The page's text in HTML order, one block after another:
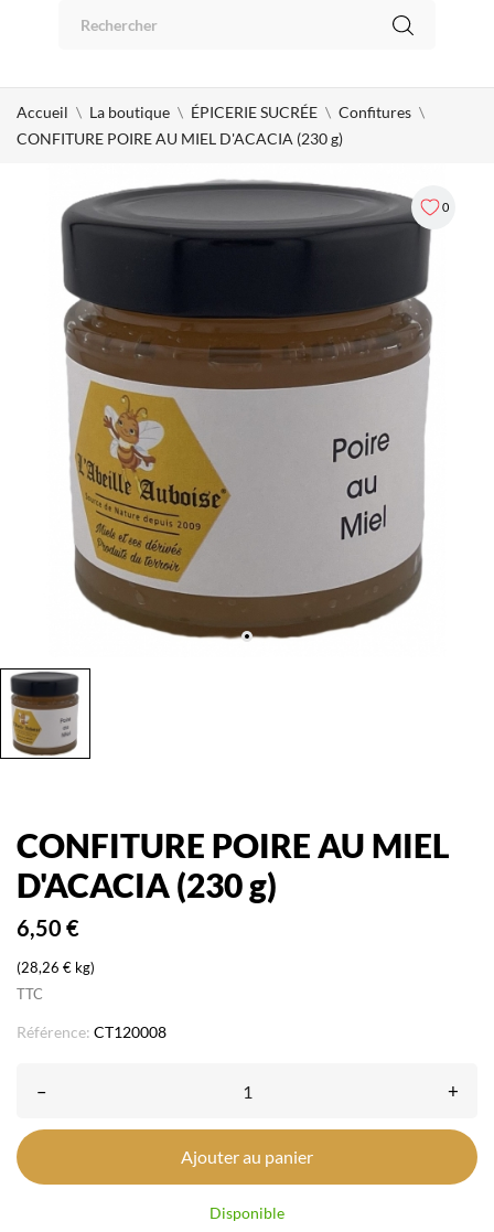
Accueil La boutique ÉPICERIE SUCRÉE
Confitures
CONFITURE POIRE AU MIEL D'ACACIA (230 g)
0
CONFITURE POIRE AU MIEL
D'ACACIA (230 g)
6,50 €
(28,26 € kg)
TTC
Référence: CT120008
– +
Ajouter au panier
Disponible